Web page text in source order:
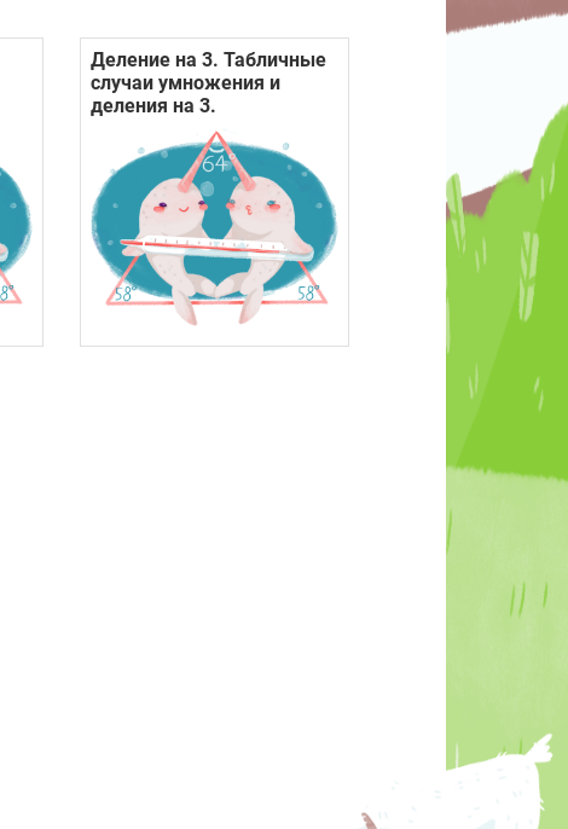
Деление на 3. Табличные
случаи умножения и
деления на 3.